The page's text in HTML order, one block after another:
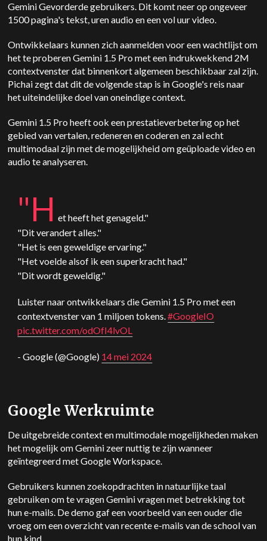
GeminiGevorderde gebruikers. Dit komt neer op ongeveer
1500 pagina's tekst, uren audio en een vol uur video.
Ontwikkelaars kunnen zich aanmelden voor een wachtlijst om
het te proberenGemini 1.5 Pro met een indrukwekkend 2M
contextvenster dat binnenkort algemeen beschikbaar zal zijn.
Pichai zegt dat dit de volgende stap is in Google's reis naar
het uiteindelijke doel van oneindige context.
Gemini 1.5 Pro heeft ook een prestatieverbetering op het
gebied van vertalen, redeneren en coderen en zal echt
multimodaal zijn met de mogelijkheid om geüploade video en
audio te analyseren.
"H et heeft het genageld."
"Dit verandert alles."
"Het is een geweldige ervaring."
"Het voelde alsof ik een superkracht had."
"Dit wordt geweldig."
Luister naar ontwikkelaars dieGemini 1.5 Pro met een
contextvenster van 1 miljoen tokens.#GoogleIO
pic.twitter.com/odOfI4lvOL
- Google (@Google) 14 mei 2024
Google Werkruimte
De uitgebreide context en multimodale mogelijkheden maken
het mogelijk omGemini zeer nuttig te zijn wanneer
geïntegreerd met Google Workspace.
Gebruikers kunnen zoekopdrachten in natuurlijke taal
gebruiken om te vragenGeminivragen met betrekking tot
hun e-mails. De demo gaf een voorbeeld van een ouder die
vroeg om een overzicht van recente e-mails van de school van
hun kind.